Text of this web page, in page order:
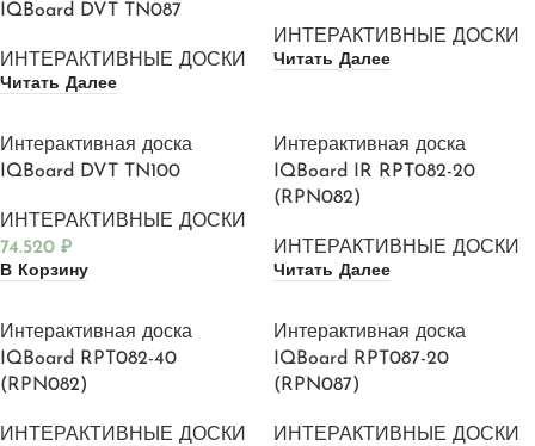
IQBoard DVT TN087
ИНТЕРАКТИВНЫЕ ДОСКИ
Читать Далее
ИНТЕРАКТИВНЫЕ ДОСКИ
Читать Далее
Интерактивная доска
IQBoard DVT TN100
ИНТЕРАКТИВНЫЕ ДОСКИ
74.520 ₽
В Корзину
Интерактивная доска
IQBoard IR RPT082-20
(RPN082)
ИНТЕРАКТИВНЫЕ ДОСКИ
Читать Далее
Интерактивная доска
IQBoard RPT082-40
(RPN082)
ИНТЕРАКТИВНЫЕ ДОСКИ
Интерактивная доска
IQBoard RPT087-20
(RPN087)
ИНТЕРАКТИВНЫЕ ДОСКИ